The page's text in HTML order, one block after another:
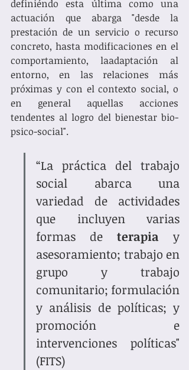
definiéndo esta última como una
actuación que abarga "desde la
prestación de un servicio o recurso
concreto, hasta modificaciones en el
comportamiento, laadaptación al
entorno, en las relaciones más
próximas y con el contexto social, o
en general aquellas acciones
tendentes al logro del bienestar bio-
psico-social".
“La práctica del trabajo
social abarca una
variedad de actividades
que incluyen varias
formas de terapia y
asesoramiento; trabajo en
grupo y trabajo
comunitario; formulación
y análisis de políticas; y
promoción e
intervenciones políticas"
(FITS)